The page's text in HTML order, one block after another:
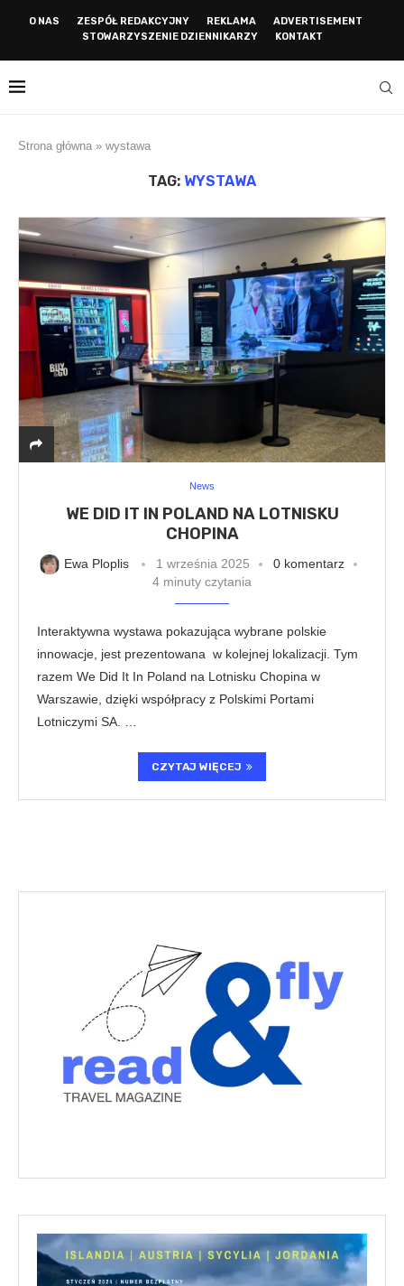
O NAS ZESPÓŁ REDAKCYJNY REKLAMA
ADVERTISEMENT
STOWARZYSZENIE DZIENNIKARZY
KONTAKT
Strona główna » wystawa
TAG: WYSTAWA
News
WE DID IT IN POLAND NA LOTNISKU
CHOPINA
Ewa Ploplis 1 września 2025
0 komentarz
4 minuty czytania
Interaktywna wystawa pokazująca wybrane polskie
innowacje, jest prezentowana w kolejnej lokalizacji. Tym
razem We Did It In Poland na Lotnisku Chopina w
Warszawie, dzięki współpracy z Polskimi Portami
Lotniczymi SA. …
CZYTAJ WIĘCEJ